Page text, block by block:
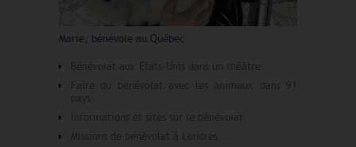
Marie, bénévole au Québec
Bénévolat aux Etats-Unis dans un théâtre
Faire du bénévolat avec les animaux dans 91
pays
Informations et sites sur le bénévolat
Missions de bénévolat à Londres...